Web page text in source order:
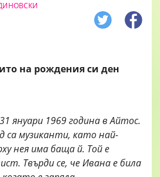
на рождения си ден
януари 1969 година в Айтос.
са музиканти, като най-
нея има баща й. Той е
Твърди се, че Ивана е била